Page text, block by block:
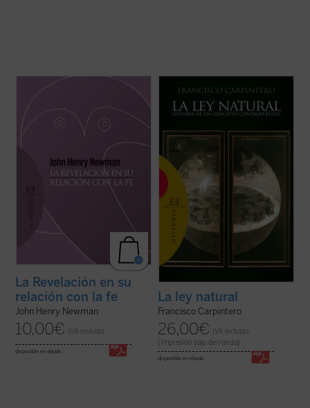
español, J.H. Newman quiere responder a
la acusación de escepticismo que le
expone su ...
La Revelación en su
relación con la fe
John Henry Newman
10,00€ IVA incluido
disponible en ebook:
«Las doctrinas sobre el derecho natural se
han formado dentro de un esfuerzo
conjunto en el que han participado filósofos,
teólogos y juristas, paganos y cristianos».
simplismo o la ideologización con que ...
La ley natural
Francisco Carpintero
26,00€
IVA incluido
(Impresión bajo demanda)
disponible en ebook: